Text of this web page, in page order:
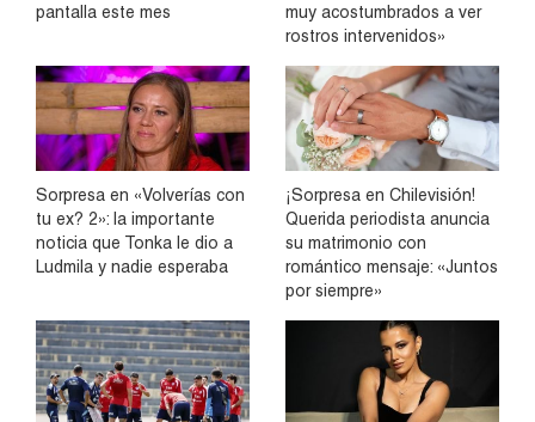
pantalla este mes
muy acostumbrados a ver
rostros intervenidos»
Sorpresa en «Volverías con
tu ex? 2»: la importante
noticia que Tonka le dio a
Ludmila y nadie esperaba
¡Sorpresa en Chilevisión!
Querida periodista anuncia
su matrimonio con
romántico mensaje: «Juntos
por siempre»